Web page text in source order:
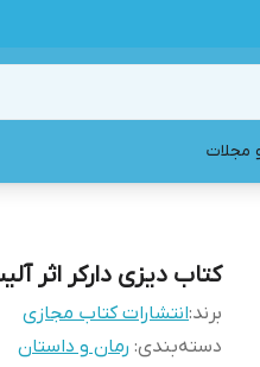
مجلات
کتاب دیزی دارکر اثر
برند:انتشارات کتاب مجازی
دسته‌بندی: رمان و داستان